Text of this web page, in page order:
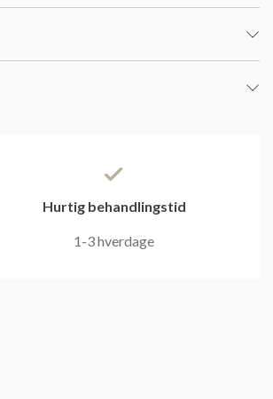
Hurtig behandlingstid
1-3 hverdage